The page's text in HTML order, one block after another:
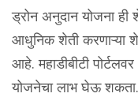
ड्रोन अनुदान योजना ही
आधुनिक शेती करणाऱ्या
आहे. महाडीबीटी
योजनेचा लाभ घेऊ